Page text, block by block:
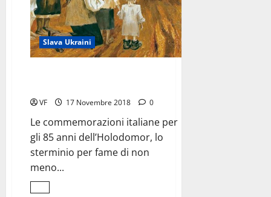
Slava Ukraini
VF 17 Novembre 2018 0
Le commemorazioni italiane per
gli 85 anni dell’Holodomor, lo
sterminio per fame di non
meno...
Leggi